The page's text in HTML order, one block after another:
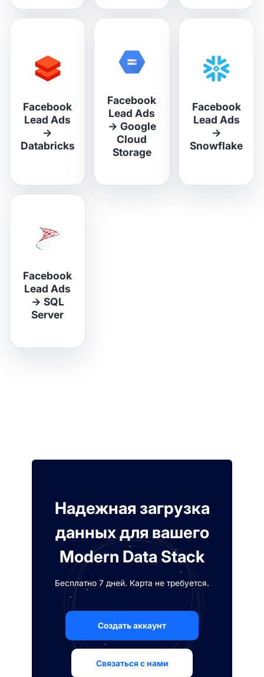
Facebook
Lead Ads
→
Databricks
Facebook
Lead Ads
→ Google
Cloud
Storage
Facebook
Lead Ads
→
Snowflake
Facebook
Lead Ads
→ SQL
Server
Надежная загрузка
данных для вашего
Modern Data Stack
Бесплатно 7 дней. Карта не требуется.
Создать аккаунт
Связаться с нами